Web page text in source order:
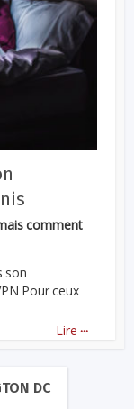
comment
son
Pour ceux
Lire ...
DC